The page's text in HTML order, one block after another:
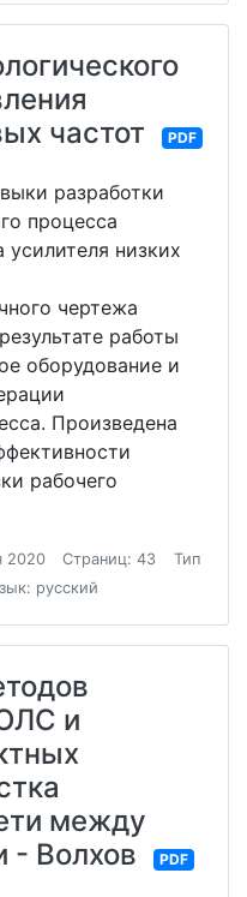
частот
PDF
разработки
процесса
усилителя низких
чертежа
работы
оборудование и
Произведена
рабочего
2020 Страниц: 43
Тип
русский
и
между
- Волхов
PDF